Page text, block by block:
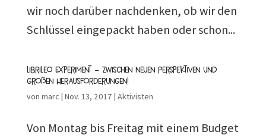
wir noch darüber nachdenken, ob wir den
Schlüssel eingepackt haben oder schon...
Librileo Experiment – zwischen neuen Perspektiven und
großen Herausforderungen!
von marc | Nov. 13, 2017 | Aktivisten
Von Montag bis Freitag mit einem Budget